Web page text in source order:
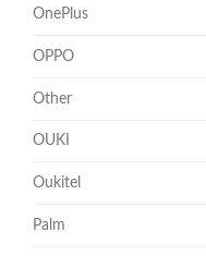
OnePlus
OPPO
Other
OUKI
Oukitel
Palm